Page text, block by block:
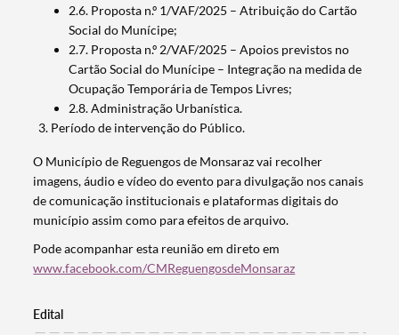
2.6. Proposta n.º 1/VAF/2025 – Atribuição do Cartão
Social do Munícipe;
2.7. Proposta n.º 2/VAF/2025 – Apoios previstos no
Cartão Social do Munícipe – Integração na medida de
Ocupação Temporária de Tempos Livres;
2.8. Administração Urbanística.
Período de intervenção do Público.
O Município de Reguengos de Monsaraz vai recolher
imagens, áudio e vídeo do evento para divulgação nos canais
de comunicação institucionais e plataformas digitais do
município assim como para efeitos de arquivo.
Pode acompanhar esta reunião em direto em
www.facebook.com/CMReguengosdeMonsaraz
Edital